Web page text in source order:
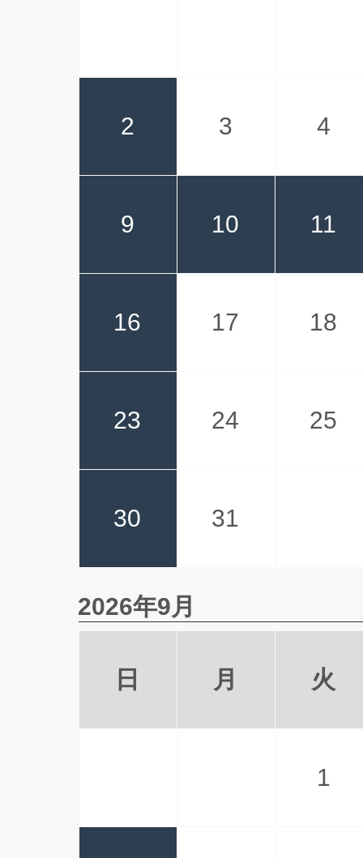
2 3 4
9 10 11
16 17 18
23 24 25
30 31
2026年9月
日 月 火
1